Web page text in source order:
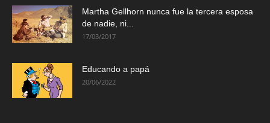
Martha Gellhorn nunca fue la tercera esposa
de nadie, ni...
17/03/2017
Educando a papá
20/06/2022